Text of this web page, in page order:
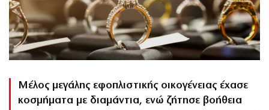
Μέλος μεγάλης εφοπλιστικής οικογένειας έχασε
κοσμήματα με διαμάντια, ενώ ζήτησε βοήθεια